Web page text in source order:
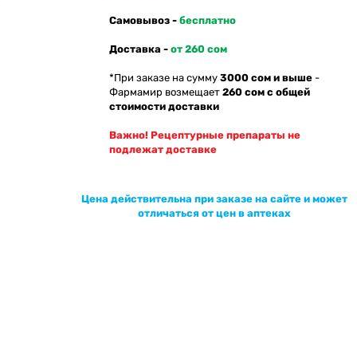
Самовывоз - бесплатно
Доставка - от 260 сом
*При заказе на сумму 3000 сом и выше -
Фармамир возмещает 260 сом с общей
стоимости доставки
Важно! Рецептурные препараты не
подлежат доставке
Цена действительна при заказе на сайте и может
отличаться от цен в аптеках